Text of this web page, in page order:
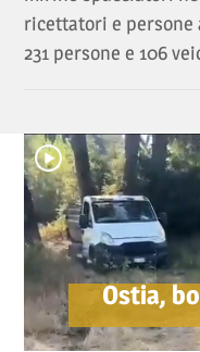
ricettatori e persone
231 persone e 106
Ostia,